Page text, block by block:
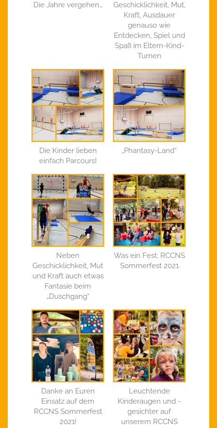
Die Jahre vergehen…
Geschicklichkeit, Mut,
Kraft, Ausdauer
genauso wie
Entdecken, Spiel und
Spaß im Eltern-Kind-
Turnen
Die Kinder lieben
einfach Parcours!
„Phantasy-Land“
Neben
Geschicklichkeit, Mut
und Kraft auch etwas
Fantasie beim
„Duschgang“
Was ein Fest: RCCNS
Sommerfest 2021
Danke an Euren
Einsatz auf dem
RCCNS Sommerfest
2021!
Leuchtende
Kinderaugen und -
gesichter auf
unserem RCCNS